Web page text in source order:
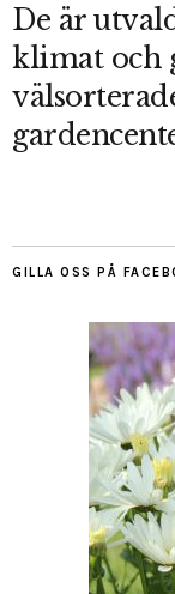
De är
klimat och
GILLA OSS PÅ